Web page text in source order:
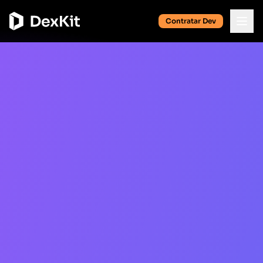
Contratar Dev